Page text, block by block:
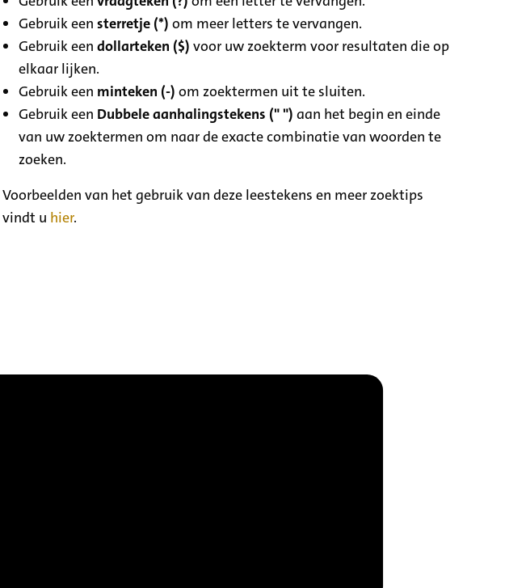
Gebruik eensterretje (*) om meer letters te vervangen.
Gebruik eendollarteken ($) voor uw zoekterm voor resultaten die op
elkaar lijken.
Gebruik een minteken (-) om zoektermen uit te sluiten.
Gebruik een Dubbele aanhalingstekens (" ") aan het begin en einde
van uw zoektermen om naar de exacte combinatie van woorden te
zoeken.
Voorbeelden van het gebruik van deze leestekens en meer zoektips
vindt u hier.